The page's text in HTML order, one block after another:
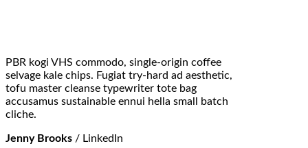
PBR kogi VHS commodo, single-origin coffee
selvage kale chips. Fugiat try-hard ad aesthetic,
tofu master cleanse typewriter tote bag
accusamus sustainable ennui hella small batch
cliche.
Jenny Brooks / LinkedIn